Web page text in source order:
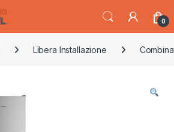
0
Libera Installazione